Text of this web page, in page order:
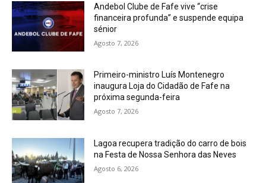
Andebol Clube de Fafe vive “crise
financeira profunda” e suspende equipa
sénior
Agosto 7, 2026
Primeiro-ministro Luís Montenegro
inaugura Loja do Cidadão de Fafe na
próxima segunda-feira
Agosto 7, 2026
Lagoa recupera tradição do carro de bois
na Festa de Nossa Senhora das Neves
Agosto 6, 2026